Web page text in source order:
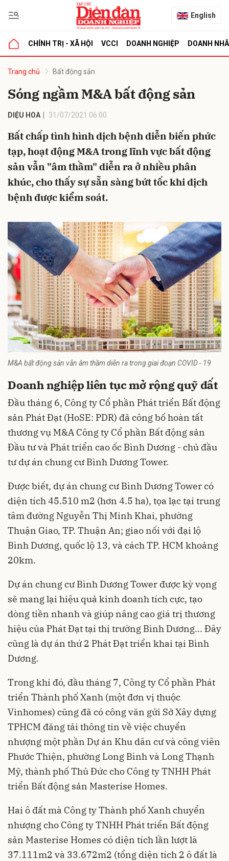
English
CHÍNH TRỊ - XÃ HỘI VCCI DOANH NGHIỆP DOANH
Trang chủ Bất động sản
Sóng ngầm M&A bất động sản
DIỆU HOA 31/07/2021 06:00
Bất chấp tình hình dịch bệnh diễn biến phức
tạp, hoạt động M&A trong lĩnh vực bất động
sản vẫn "âm thầm" diễn ra ở nhiều phân
khúc, cho thấy sự sẵn sàng bứt tốc khi dịch
bệnh được kiểm soát.
M&A bất động sản vẫn âm thầm diễn ra trong giai đoạn COVID - 19
Doanh nghiệp liên tục mở rộng quỹ đất
Đầu tháng 6, Công ty Cổ phần Phát triển Bất động
sản Phát Đạt (HoSE: PDR) đã công bố hoàn tất
thương vụ M&A Công ty Cổ phần Bất động sản
Đầu tư và Phát triển cao ốc Bình Dương - chủ đầu
tư dự án chung cư Bình Dương Tower.
Được biết, dự án chung cư Bình Dương Tower có
diện tích 45.510 m2 (hơn 4.5 ha), tọa lạc tại trung
tâm đường Nguyễn Thị Minh Khai, phường
Thuận Giao, TP. Thuận An; giao nối với đại lộ
Bình Dương, quốc lộ 13, và cách TP. HCM khoảng
20km.
Dự án chung cư Bình Dương Tower được kỳ vọng
sẽ mang lại hiệu quả kinh doanh tích cực, tạo
dòng tiền nhanh và giúp nâng cao giá trị thương
hiệu của Phát Đạt tại thị trường Bình Dương... Đây
cũng là dự án thứ 2 Phát Đạt triển khai tại Bình
Dương.
Trong khi đó, đầu tháng 7, Công ty Cổ phần Phát
triển Thành phố Xanh (một đơn vị thuộc
Vinhomes) cũng đã có công văn gửi Sở Xây dựng
TPHCM đăng tải thông tin về việc chuyển
nhượng một phần Dự án Khu dân cư và công viên
Phước Thiện, phường Long Bình và Long Thạnh
Mỹ, thành phố Thủ Đức cho Công ty TNHH Phát
triển Bất động sản Masterise Homes.
Hai ô đất mà Công ty Thành phố Xanh chuyển
nhượng cho Công ty TNHH Phát triển Bất động
sản Masterise Homes có diện tích lần lượt là
37.111m2 và 33.672m2 (tổng diện tích 2 ô đất là
luận
Hủy